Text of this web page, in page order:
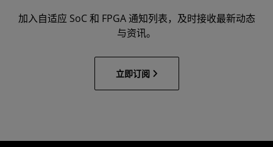
加入自适应 SoC 和 FPGA 通知列表，及时接收最新动态
与资讯。
立即订阅